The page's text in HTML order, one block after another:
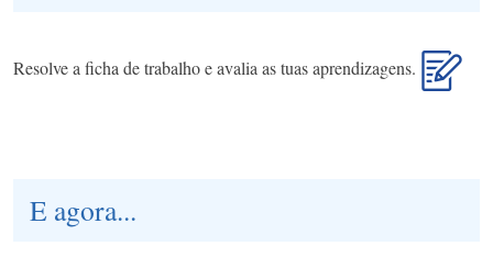
Resolve a ficha de trabalho e avalia as tuas aprendizagens.
E agora...